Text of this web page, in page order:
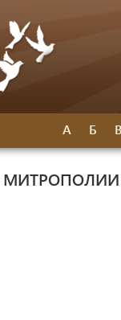
А Б
МИТРОПОЛИИ